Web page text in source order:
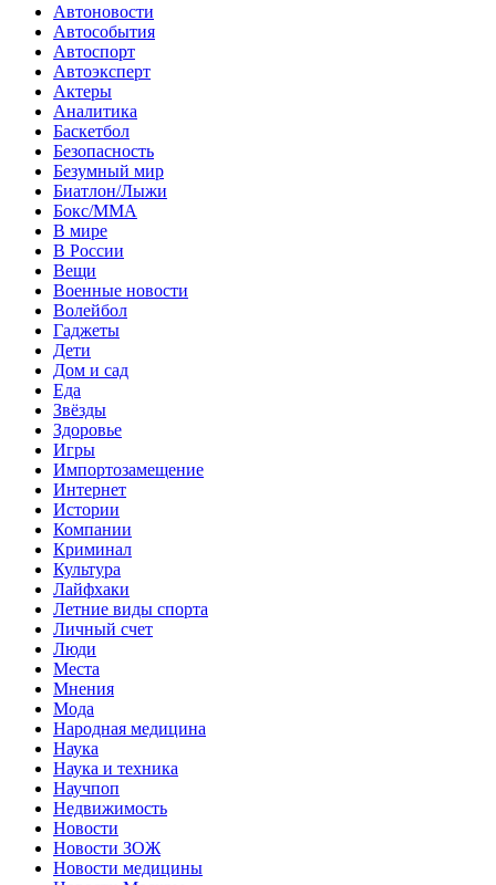
Автоновости
Автособытия
Автоспорт
Автоэксперт
Актеры
Аналитика
Баскетбол
Безопасность
Безумный мир
Биатлон/Лыжи
Бокс/MMA
В мире
В России
Вещи
Военные новости
Волейбол
Гаджеты
Дети
Дом и сад
Еда
Звёзды
Здоровье
Игры
Импортозамещение
Интернет
Истории
Компании
Криминал
Культура
Лайфхаки
Летние виды спорта
Личный счет
Люди
Места
Мнения
Мода
Народная медицина
Наука
Наука и техника
Научпоп
Недвижимость
Новости
Новости ЗОЖ
Новости медицины